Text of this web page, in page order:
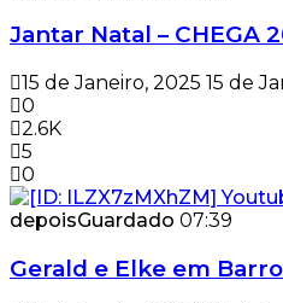
Jantar Natal – CHEGA
15 de Janeiro, 2025 15 de
0
2.6K
5
0
depoisGuardado 07:39
Gerald e Elke em